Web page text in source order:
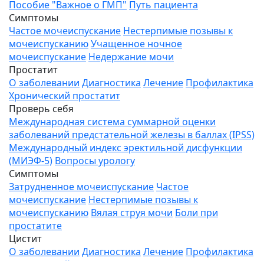
Пособие "Важное о ГМП" Путь пациента
Симптомы
Частое мочеиспускание Нестерпимые позывы к
мочеиспусканиюУчащенное ночное
мочеиспускание Недержание мочи
Простатит
О заболевании Диагностика Лечение Профилактика
Хронический простатит
Проверь себя
Международная система суммарной оценки
заболеваний предстательной железы в баллах (IPSS)
Международный индекс эректильной дисфункции
(МИЭФ-5) Вопросы урологу
Симптомы
Затрудненное мочеиспускание Частое
мочеиспускание Нестерпимые позывы к
мочеиспусканию Вялая струя мочи Боли при
простатите
Цистит
О заболевании Диагностика Лечение Профилактика